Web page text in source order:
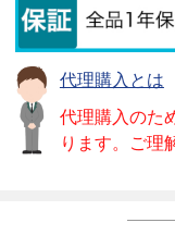
代理購入とは
代理購入のた
ります。ご理